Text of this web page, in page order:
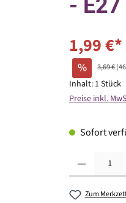
-
1,99 €*
% 3,69 €
Inhalt: 1 Stück
Preise inkl.
Sofort
Zum